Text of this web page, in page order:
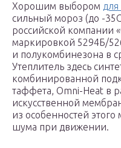
Хорошим выбором
сильный мороз (до -
российской компании
маркировкой 5294Б/
и полукомбинезона в
Утеплитель здесь
комбинированной
таффета, Omni-Heat в
искусственной
из особенностей
шума при движении.